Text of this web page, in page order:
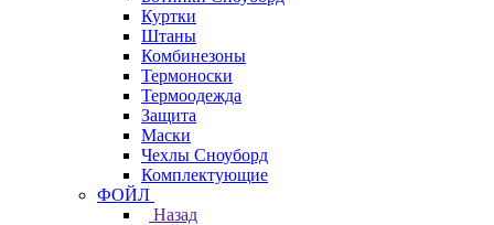
Куртки
Штаны
Комбинезоны
Термоноски
Термоодежда
Защита
Маски
Чехлы Сноуборд
Комплектующие
ФОЙЛ
Назад